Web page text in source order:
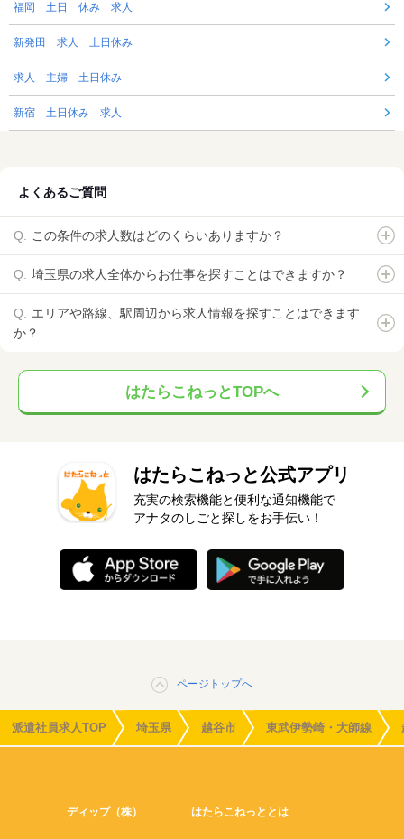
福岡 土日 休み 求人
新発田 求人 土日休み
求人 主婦 土日休み
新宿 土日休み 求人
よくあるご質問
この条件の求人数はどのくらいありますか？
埼玉県の求人全体からお仕事を探すことはできますか？
エリアや路線、駅周辺から求人情報を探すことはできます
か？
はたらこねっとTOPへ
はたらこねっと公式アプリ
充実の検索機能と便利な通知機能で
アナタのしごと探しをお手伝い！
ページトップへ
派遣社員求人TOP 埼玉県 越谷市 東武伊勢崎・大師線
ディップ（株） はたらこねっととは